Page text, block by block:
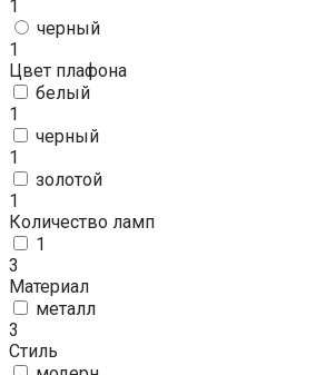
1
черный
1
Цвет плафона
белый
1
черный
1
золотой
1
Количество ламп
1
3
Материал
металл
3
Стиль